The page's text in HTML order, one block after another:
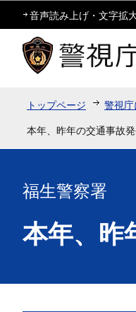
音声読み上げ・文字拡
トップページ 警視庁
本年、昨年の交通事故発
福生警察署
本年、昨